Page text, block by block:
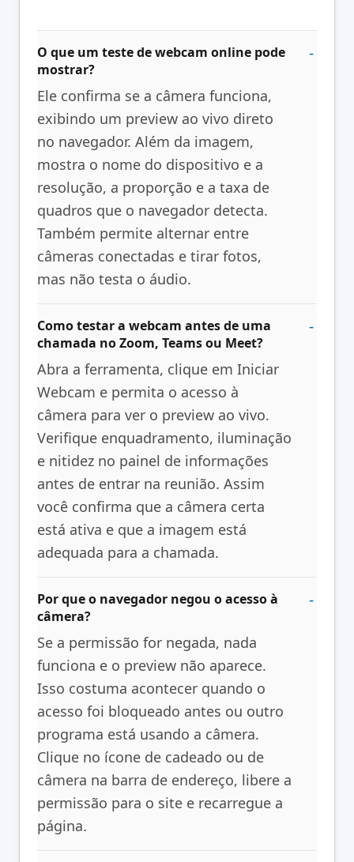
O que um teste de webcam online pode
mostrar?
Ele confirma se a câmera funciona,
exibindo um preview ao vivo direto
no navegador. Além da imagem,
mostra o nome do dispositivo e a
resolução, a proporção e a taxa de
quadros que o navegador detecta.
Também permite alternar entre
câmeras conectadas e tirar fotos,
mas não testa o áudio.
Como testar a webcam antes de uma
chamada no Zoom, Teams ou Meet?
Abra a ferramenta, clique em Iniciar
Webcam e permita o acesso à
câmera para ver o preview ao vivo.
Verifique enquadramento, iluminação
e nitidez no painel de informações
antes de entrar na reunião. Assim
você confirma que a câmera certa
está ativa e que a imagem está
adequada para a chamada.
Por que o navegador negou o acesso à
câmera?
Se a permissão for negada, nada
funciona e o preview não aparece.
Isso costuma acontecer quando o
acesso foi bloqueado antes ou outro
programa está usando a câmera.
Clique no ícone de cadeado ou de
câmera na barra de endereço, libere a
permissão para o site e recarregue a
página.